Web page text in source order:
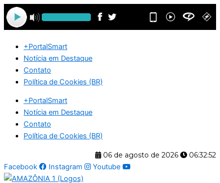
Ir
para
o
+PortalSmart
Notícia em Destaque
Contato
Política de Cookies (BR)
+PortalSmart
Notícia em Destaque
Contato
Política de Cookies (BR)
06 de agosto de 2026
06:32:52
Facebook
Instagram Youtube